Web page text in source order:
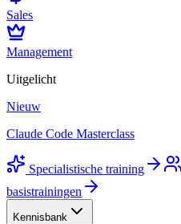
Sales
Management
Uitgelicht
Nieuw
Claude Code Masterclass
Specialistische training
basistrainingen
Kennisbank